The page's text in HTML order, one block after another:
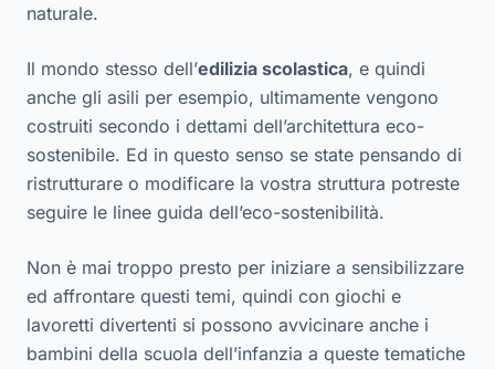
naturale.
Il mondo stesso dell’edilizia scolastica, e quindi
anche gli asili per esempio, ultimamente vengono
costruiti secondo i dettami dell’architettura eco-
sostenibile. Ed in questo senso se state pensando di
ristrutturare o modificare la vostra struttura potreste
seguire le linee guida dell’eco-sostenibilità.
Non è mai troppo presto per iniziare a sensibilizzare
ed affrontare questi temi, quindi con giochi e
lavoretti divertenti si possono avvicinare anche i
bambini della scuola dell’infanzia a queste tematiche